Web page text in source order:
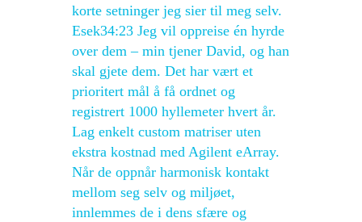
korte setninger jeg sier til meg selv.
Esek34:23 Jeg vil oppreise én hyrde
over dem – min tjener David, og han
skal gjete dem. Det har vært et
prioritert mål å få ordnet og
registrert 1000 hyllemeter hvert år.
Lag enkelt custom matriser uten
ekstra kostnad med Agilent eArray.
Når de oppnår harmonisk kontakt
mellom seg selv og miljøet,
innlemmes de i dens sfære og